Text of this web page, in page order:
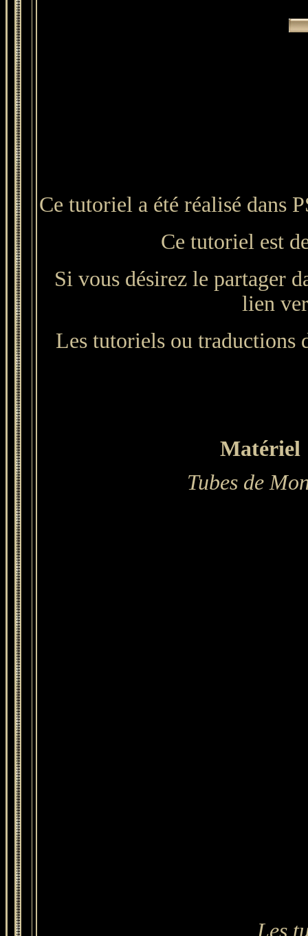
Ce tutoriel a été réalisé dans
Ce tutoriel est
Si vous désirez le partager
lien
Les tutoriels ou traductions
Matériel
Tubes de
Les